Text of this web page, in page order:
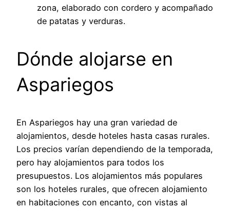
zona, elaborado con cordero y acompañado
de patatas y verduras.
Dónde alojarse en
Aspariegos
En Aspariegos hay una gran variedad de
alojamientos, desde hoteles hasta casas rurales.
Los precios varían dependiendo de la temporada,
pero hay alojamientos para todos los
presupuestos. Los alojamientos más populares
son los hoteles rurales, que ofrecen alojamiento
en habitaciones con encanto, con vistas al